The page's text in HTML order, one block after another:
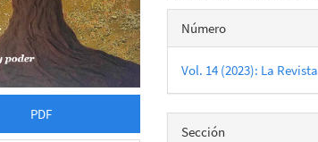
PDF
Detalles
del
artículo
Número
Vol. 14 (2023): La Revista
Sección